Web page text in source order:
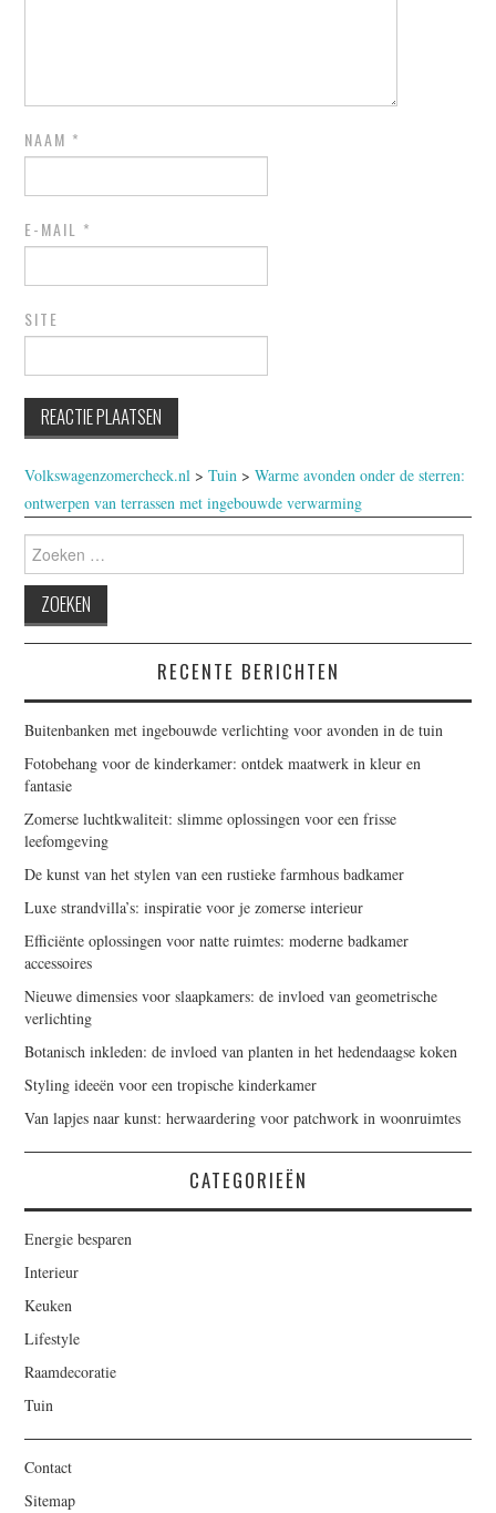
NAAM *
E-MAIL *
SITE
Volkswagenzomercheck.nl >Tuin >Warme avonden onder de sterren:
ontwerpen van terrassen met ingebouwde verwarming
Zoeken
naar:
RECENTE BERICHTEN
Buitenbanken met ingebouwde verlichting voor avonden in de tuin
Fotobehang voor de kinderkamer: ontdek maatwerk in kleur en
fantasie
Zomerse luchtkwaliteit: slimme oplossingen voor een frisse
leefomgeving
De kunst van het stylen van een rustieke farmhous badkamer
Luxe strandvilla’s: inspiratie voor je zomerse interieur
Efficiënte oplossingen voor natte ruimtes: moderne badkamer
accessoires
Nieuwe dimensies voor slaapkamers: de invloed van geometrische
verlichting
Botanisch inkleden: de invloed van planten in het hedendaagse koken
Styling ideeën voor een tropische kinderkamer
Van lapjes naar kunst: herwaardering voor patchwork in woonruimtes
CATEGORIEËN
Energie besparen
Interieur
Keuken
Lifestyle
Raamdecoratie
Tuin
Contact
Sitemap